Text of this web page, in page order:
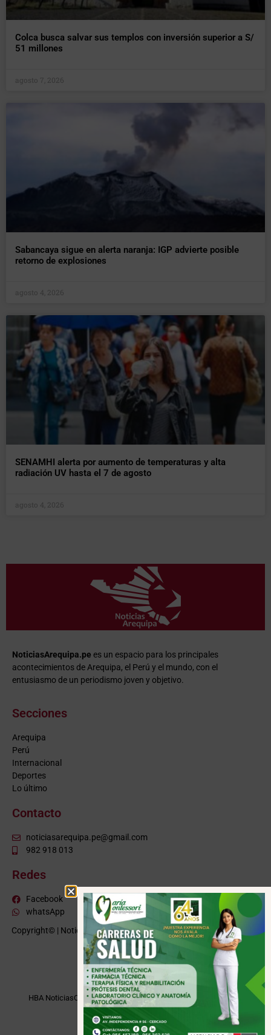
Colca busca salvar sus templos con inversión superior a S/
51 millones
agosto 7, 2026
Sabancaya sigue en alerta naranja: IGP advierte posible
retorno de explosiones
agosto 4, 2026
SENAMHI alerta por aumento de temperaturas y alta
radiación UV hasta el 7 de agosto
agosto 4, 2026
NoticiasArequipa.pe es un espacio para los principales
acontecimientos de Arequipa, el Perú y el mundo, con el
entusiasmo de un periodismo joven y objetivo.
Secciones
Arequipa
Perú
Internacional
Deportes
Lo último
Contacto
noticiasarequipa.pe@gmail.com
982 918 013
Redes
Facebook
whatsApp
Copyright© | NoticiasArequipa.pe | Grupo HBA Noticias| Todos los
derechos reservados
VISITE TAMBIÉN
HBA NoticiasCusco InformaMoquegua Noticias Tacna Noticias
Puno Noticias